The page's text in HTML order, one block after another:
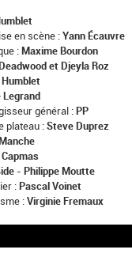
en scène :Yann Écauvre
:Maxime Bourdon
et Djeyla Roz
général :PP
plateau :Steve Duprez
- Philippe Moutte
:Pascal Voinet
:Virginie Fremaux